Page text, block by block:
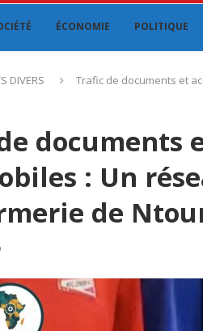
ÉCONOMIE POLITIQUE
DIVERS Trafic de documents et
documents
: Un
de